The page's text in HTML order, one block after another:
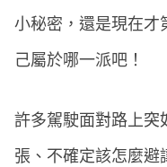
小秘密，還是現在才
己屬於哪一派吧！
許多駕駛面對路上突
張、不確定該怎麼避